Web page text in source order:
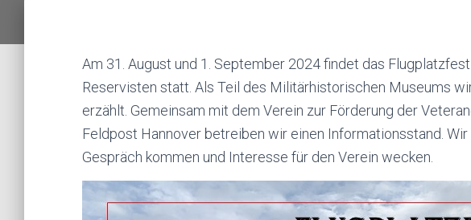
Am 31. August und 1. September 2024 findet das
Reservisten statt. Als Teil des Militärhistorischen Museums
erzählt. Gemeinsam mit dem Verein zur Förderung der
Feldpost Hannover betreiben wir einen Informationsstand.
Gespräch kommen und Interesse für den Verein wecken.